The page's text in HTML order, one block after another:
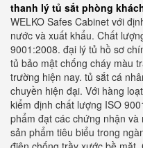
thanh lý tủ sắt phòng
WELKO Safes Cabinet với
nước và xuất khẩu. Chất
9001:2008. đại lý tủ hồ sơ
tủ bảo mật chống cháy màu
trường hiện nay. tủ sắt cá
chuyền hiện đại. Với hàng
kiểm định chất lượng ISO
phẩm đạt các chứng nhận
sản phẩm tiêu biểu trong